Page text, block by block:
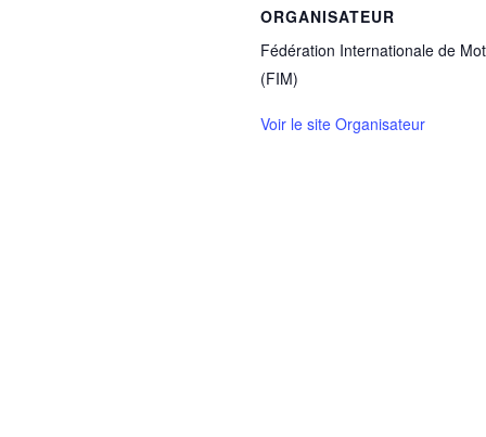
ORGANISATEUR
Fédération Internationale de
(FIM)
Voir le site Organisateur